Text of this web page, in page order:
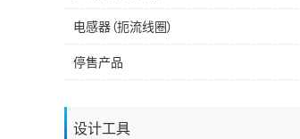
电感器（扼流线圈）
停售产品
设计工具